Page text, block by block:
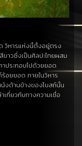
วิหารแห่งนี้ตั้งอยู่ตรง
าวซึ่งเป็นศิลปะไทยผสม
ประกอบไปด้วยยอด
อยยอด ภายในวิหาร
งด้านข้างของโบสถ์นั้น
กี่ยวกับทางความเชื่อ